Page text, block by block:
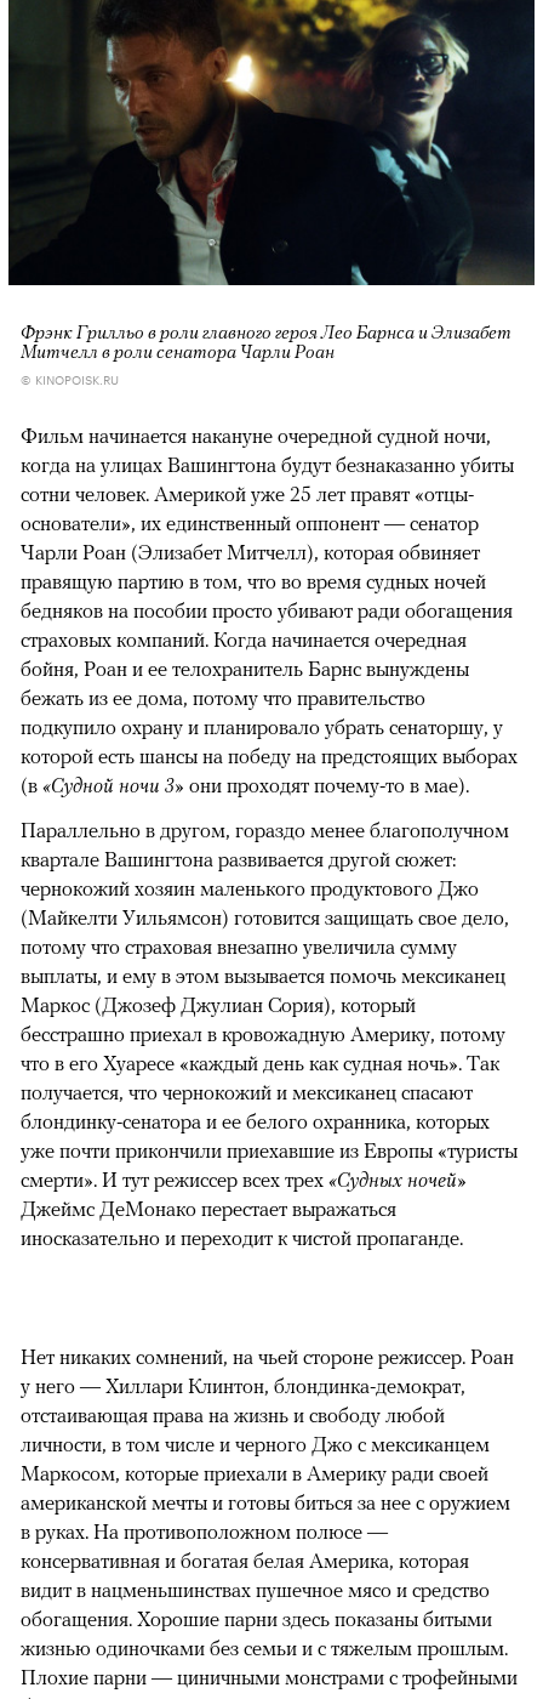
00:00 / 00:00
Фрэнк Грилльо в роли главного героя Лео Барнса и Элизабет
Митчелл в роли сенатора Чарли Роан
© KINOPOISK.RU
Фильм начинается накануне очередной судной ночи,
когда на улицах Вашингтона будут безнаказанно убиты
сотни человек. Америкой уже 25 лет правят «отцы-
основатели», их единственный оппонент — сенатор
Чарли Роан (Элизабет Митчелл), которая обвиняет
правящую партию в том, что во время судных ночей
бедняков на пособии просто убивают ради обогащения
страховых компаний. Когда начинается очередная
бойня, Роан и ее телохранитель Барнс вынуждены
бежать из ее дома, потому что правительство
подкупило охрану и планировало убрать сенаторшу, у
которой есть шансы на победу на предстоящих выборах
(в «Судной ночи 3» они проходят почему-то в мае).
Параллельно в другом, гораздо менее благополучном
квартале Вашингтона развивается другой сюжет:
чернокожий хозяин маленького продуктового Джо
(Майкелти Уильямсон) готовится защищать свое дело,
потому что страховая внезапно увеличила сумму
выплаты, и ему в этом вызывается помочь мексиканец
Маркос (Джозеф Джулиан Сория), который
бесстрашно приехал в кровожадную Америку, потому
что в его Хуаресе «каждый день как судная ночь». Так
получается, что чернокожий и мексиканец спасают
блондинку-сенатора и ее белого охранника, которых
уже почти прикончили приехавшие из Европы «туристы
смерти». И тут режиссер всех трех «Судных ночей»
Джеймс ДеМонако перестает выражаться
иносказательно и переходит к чистой пропаганде.
Нет никаких сомнений, на чьей стороне режиссер. Роан
у него —​ Хиллари Клинтон, блондинка-демократ,
отстаивающая права на жизнь и свободу любой
личности, в том числе и черного Джо с мексиканцем
Маркосом, которые приехали в Америку ради своей
американской мечты и готовы биться за нее с оружием
в руках. На противоположном полюсе —​
консервативная и богатая белая Америка, которая
видит в нацменьшинствах пушечное мясо и средство
обогащения. Хорошие парни здесь показаны битыми
жизнью одиночками без семьи и с тяжелым прошлым.
Плохие парни — циничными монстрами с трофейными